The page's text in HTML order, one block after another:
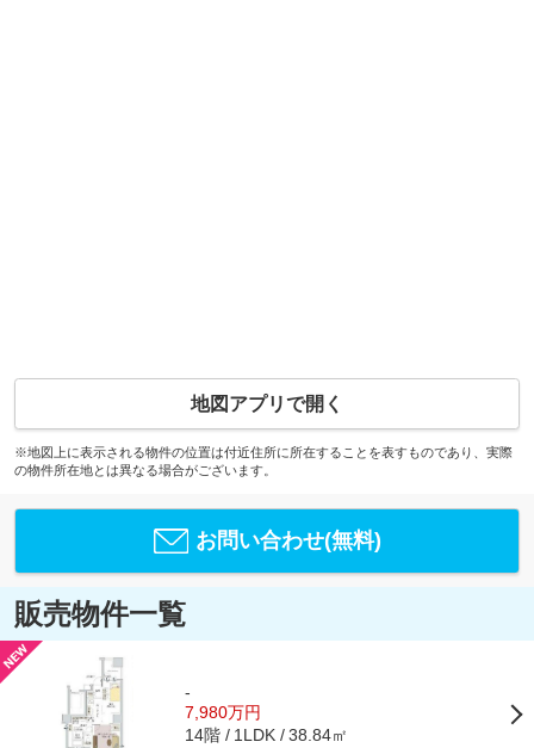
地図アプリで開く
※地図上に表示される物件の位置は付近住所に所在することを表すものであり、実際
の物件所在地とは異なる場合がございます。
お問い合わせ(無料)
販売物件一覧
-
7,980万円
14階 1LDK 38.84㎡